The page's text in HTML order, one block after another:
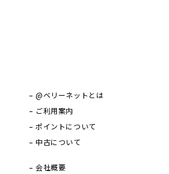
@ベリーネットとは
ご利用案内
ポイントについて
中古について
会社概要